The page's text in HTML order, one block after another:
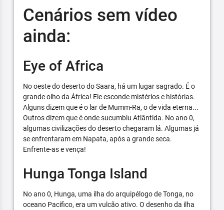
Cenários sem vídeo
ainda:
Eye of Africa
No oeste do deserto do Saara, há um lugar sagrado. É o
grande olho da África! Ele esconde mistérios e histórias.
Alguns dizem que é o lar de Mumm-Ra, o de vida eterna...
Outros dizem que é onde sucumbiu Atlântida. No ano 0,
algumas civilizações do deserto chegaram lá. Algumas já
se enfrentaram em Napata, após a grande seca.
Enfrente-as e vença!
Hunga Tonga Island
No ano 0, Hunga, uma ilha do arquipélogo de Tonga, no
oceano Pacífico, era um vulcão ativo. O desenho da ilha